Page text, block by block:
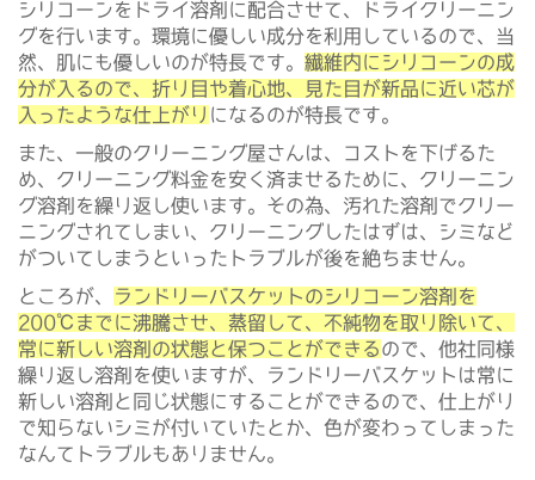
シリコーンをドライ溶剤に配合させて、ドライクリーニン
グを行います。環境に優しい成分を利用しているので、当
然、肌にも優しいのが特長です。 繊維内にシリコーンの成
分が入るので、折り目や着心地、見た目が新品に近い芯が
入ったような仕上がり になるのが特長です。
また、一般のクリーニング屋さんは、コストを下げるた
め、クリーニング料金を安く済ませるために、クリーニン
グ溶剤を繰り返し使います。その為、汚れた溶剤でクリー
ニングされてしまい、クリーニングしたはずは、シミなど
がついてしまうといったトラブルが後を絶ちません。
ところが、
ランドリーバスケットのシリコーン溶剤を
200℃までに沸騰させ、蒸留して、不純物を取り除いて、
常に新しい溶剤の状態と保つことができるので、他社同様
繰り返し溶剤を使いますが、ランドリーバスケットは常に
新しい溶剤と同じ状態にすることができるので、仕上がり
で知らないシミが付いていたとか、色が変わってしまった
なんてトラブルもありません。